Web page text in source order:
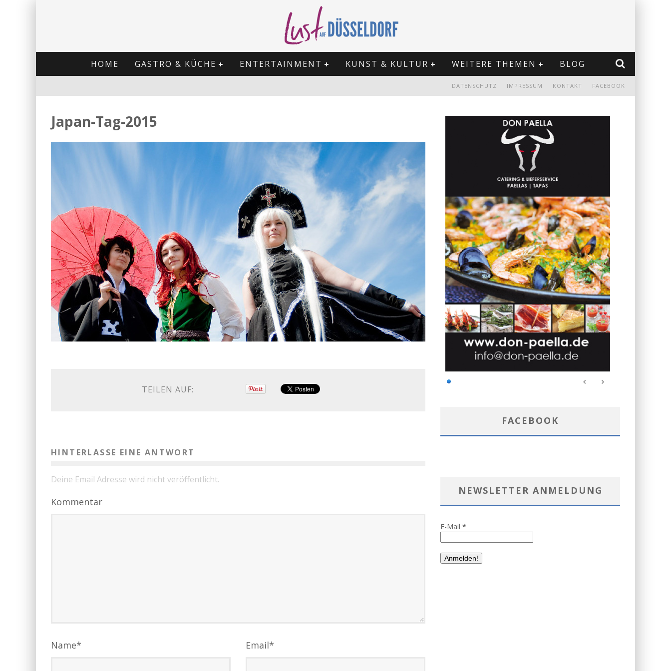
HOME GASTRO & KÜCHE ENTERTAINMENT KUNST & KULTUR WEITERE THEMEN BLOG
FACEBOOK
KONTAKT
IMPRESSUM
DATENSCHUTZ
Japan-Tag-2015
TEILEN AUF:
HINTERLASSE EINE ANTWORT
Deine Email Adresse wird nicht veröffentlicht.
Kommentar
Name* Email*
FACEBOOK
NEWSLETTER ANMELDUNG
E-Mail *